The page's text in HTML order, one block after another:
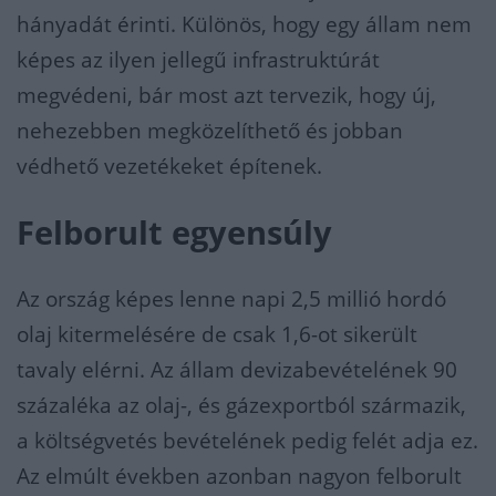
hányadát érinti. Különös, hogy egy állam nem
képes az ilyen jellegű infrastruktúrát
megvédeni, bár most azt tervezik, hogy új,
nehezebben megközelíthető és jobban
védhető vezetékeket építenek.
Felborult egyensúly
Az ország képes lenne napi 2,5 millió hordó
olaj kitermelésére de csak 1,6-ot sikerült
tavaly elérni. Az állam devizabevételének 90
százaléka az olaj-, és gázexportból származik,
a költségvetés bevételének pedig felét adja ez.
Az elmúlt években azonban nagyon felborult